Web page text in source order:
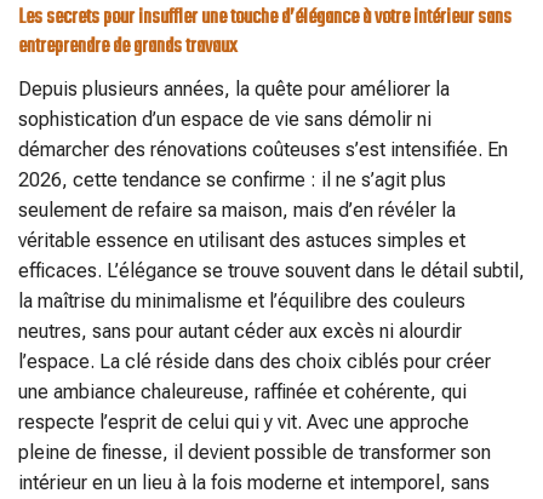
Les secrets pour insuffler une touche d’élégance à votre intérieur sans
entreprendre de grands travaux
Depuis plusieurs années, la quête pour améliorer la
sophistication d’un espace de vie sans démolir ni
démarcher des rénovations coûteuses s’est intensifiée. En
2026, cette tendance se confirme : il ne s’agit plus
seulement de refaire sa maison, mais d’en révéler la
véritable essence en utilisant des astuces simples et
efficaces. L’élégance se trouve souvent dans le détail subtil,
la maîtrise du minimalisme et l’équilibre des couleurs
neutres, sans pour autant céder aux excès ni alourdir
l’espace. La clé réside dans des choix ciblés pour créer
une ambiance chaleureuse, raffinée et cohérente, qui
respecte l’esprit de celui qui y vit. Avec une approche
pleine de finesse, il devient possible de transformer son
intérieur en un lieu à la fois moderne et intemporel, sans